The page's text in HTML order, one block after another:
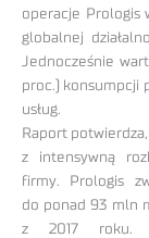
operacje Prologis
globalnej
Jednocześnie
proc.) konsumpcji
usług.
Raport
z intensywną
firmy. Prologis
do ponad 93 mln
z 2017 roku.